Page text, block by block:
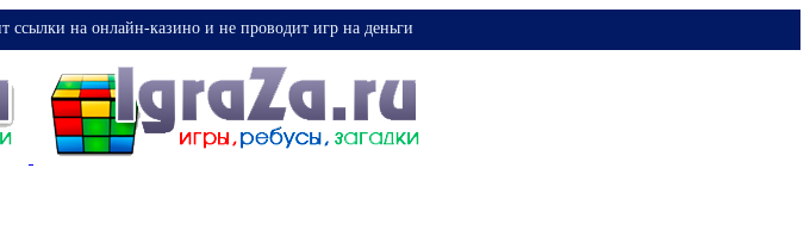
на онлайн-казино и не проводит игр на деньги